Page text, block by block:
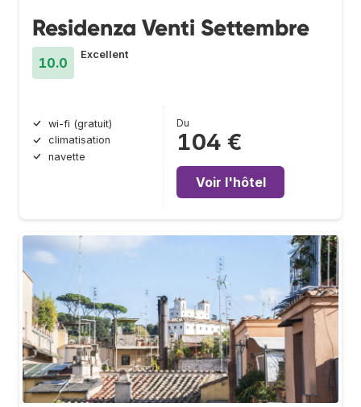
Residenza Venti Settembre
10.0
Excellent
wi-fi (gratuit)
climatisation
navette
Du
104 €
Voir l'hôtel